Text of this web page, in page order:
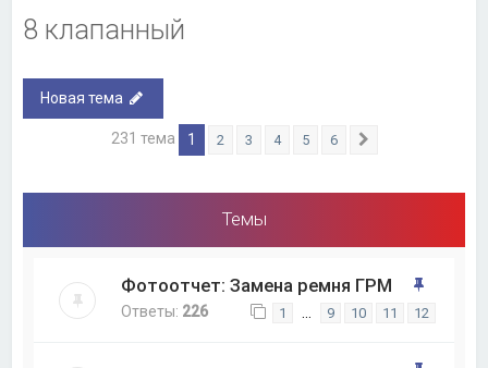
8 клапанный
Новая тема
231 тема 1 2 3 4 5 6
Темы
Фотоотчет: Замена ремня ГРМ
Ответы: 226 1 … 9 10 11 12